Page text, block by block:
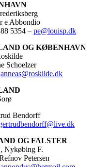
e Abbondio
5354 – pe@louisp.dk
OG KØBENHAVN
Schoelzer
Bendorff
OG FALSTER
Nykøbing F.
Petersen